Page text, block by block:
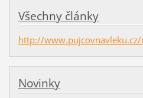
Všechny články
http://
Novinky